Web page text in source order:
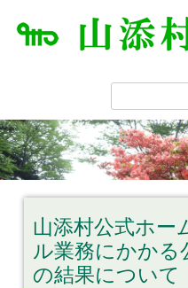
山添村公式ホー
ル業務にかかる
の結果について